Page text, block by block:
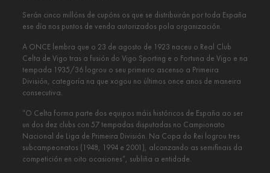
Serán cinco millóns de cupóns os que se distribuirán por toda España
ese día nos puntos de venda autorizados pola organización.
A ONCE lembra que o 23 de agosto de 1923 naceu o Real Club
Celta de Vigo tras a fusión do Vigo Sporting e o Fortuna de Vigo e na
tempada 1935/36 logrou o seu primeiro ascenso a Primeira
División, categoría na que xogou no últimos once anos de maneira
consecutiva.
“O Celta forma parte dos equipos máis históricos de España ao ser
un dos dez clubs con 57 tempadas disputadas no Campionato
Nacional de Liga de Primeira División. Na Copa do Rei logrou tres
subcampeonatos (1948, 1994 e 2001), alcanzando as semifinais da
competición en oito ocasiones”, subliña a entidade.